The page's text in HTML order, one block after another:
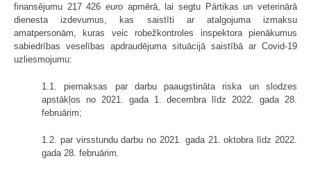
finansējumu 217 426 euro apmērā, lai segtu Pārtikas un veterinārā
dienesta izdevumus, kas saistīti ar atalgojuma izmaksu
amatpersonām, kuras veic robežkontroles inspektora pienākumus
sabiedrības veselības apdraudējuma situācijā saistībā ar Covid-19
uzliesmojumu:
1.1. piemaksas par darbu paaugstināta riska un slodzes
apstākļos no 2021. gada 1. decembra līdz 2022. gada 28.
februārim;
1.2. par virsstundu darbu no 2021. gada 21. oktobra līdz 2022.
gada 28. februārim.